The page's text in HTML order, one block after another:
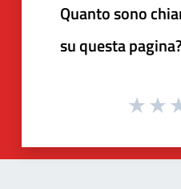
Quanto sono
su questa